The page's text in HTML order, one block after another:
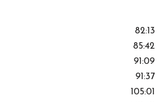
82:13
85:42
91:09
91:37
105:01